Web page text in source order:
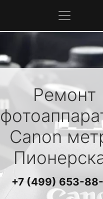
Ремонт
Canon
+7 (499) 653-